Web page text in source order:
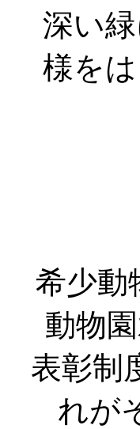
深い
様を
希少動
動物
表彰制
れが